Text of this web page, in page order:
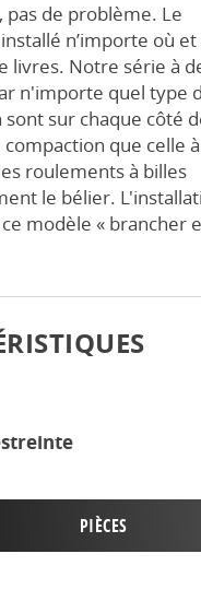
pas de problème. Le
n’importe où et
livres. Notre série à
n'importe quel type
sur chaque côté
que celle
roulements à billes
le bélier.
modèle « brancher
PIÈCES